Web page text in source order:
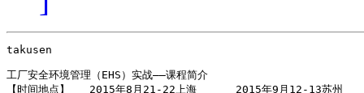
takusen
工厂安全环境管理（EHS）实战——课程简介
【时间地点】   2015年8月21-22上海      2015年9月12-13苏州